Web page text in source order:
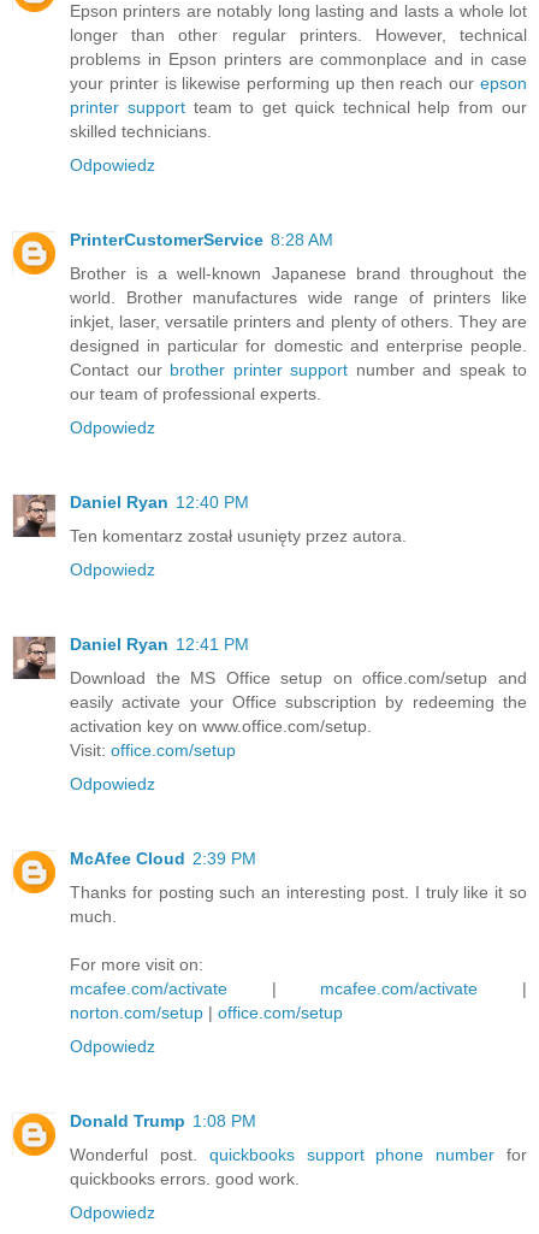
Epson printers are notably long lasting and lasts a whole lot
longer than other regular printers. However, technical
problems in Epson printers are commonplace and in case
your printer is likewise performing up then reach our epson
printer supportteam to get quick technical help from our
skilled technicians.
Odpowiedz
PrinterCustomerService 8:28 AM
Brother is a well-known Japanese brand throughout the
world. Brother manufactures wide range of printers like
inkjet, laser, versatile printers and plenty of others. They are
designed in particular for domestic and enterprise people.
Contact our brother printer support number and speak to
our team of professional experts.
Odpowiedz
Daniel Ryan 12:40 PM
Ten komentarz został usunięty przez autora.
Odpowiedz
Daniel Ryan 12:41 PM
Download the MS Office setup on office.com/setup and
easily activate your Office subscription by redeeming the
activation key on www.office.com/setup.
Visit: office.com/setup
Odpowiedz
McAfee Cloud 2:39 PM
Thanks for posting such an interesting post. I truly like it so
much.
For more visit on:
mcafee.com/activate | mcafee.com/activate |
norton.com/setup | office.com/setup
Odpowiedz
Donald Trump 1:08 PM
Wonderful post. quickbooks support phone number for
quickbooks errors. good work.
Odpowiedz